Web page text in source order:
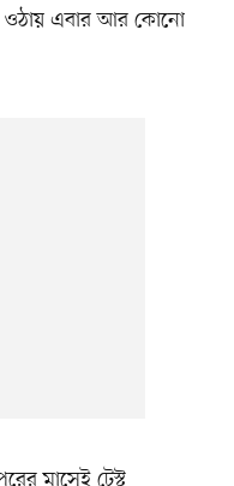
ওঠায় এবার আর কোনো
মাসেই টেস্ট